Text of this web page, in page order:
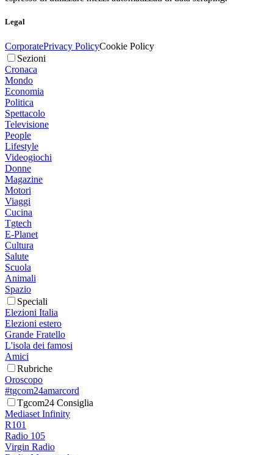
Legal
CorporatePrivacy PolicyCookie Policy
Sezioni
Cronaca
Mondo
Economia
Politica
Spettacolo
Televisione
People
Lifestyle
Videogiochi
Donne
Magazine
Motori
Viaggi
Cucina
Tgtech
E-Planet
Cultura
Salute
Scuola
Animali
Spazio
Speciali
Elezioni Italia
Elezioni estero
Grande Fratello
L'isola dei famosi
Amici
Rubriche
Oroscopo
#tgcom24amarcord
Tgcom24 Consiglia
Mediaset Infinity
R101
Radio 105
Virgin Radio